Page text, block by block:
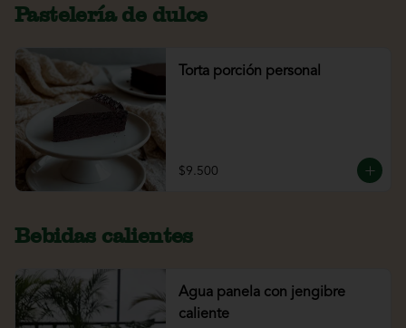
Pastelería de dulce
Torta porción personal
$9.500
Bebidas calientes
Agua panela con jengibre
caliente